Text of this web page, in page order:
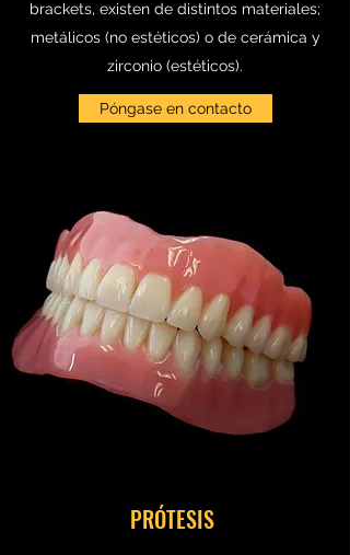
brackets, existen de distintos materiales;
metálicos (no estéticos) o de cerámica y
zirconio (estéticos).
PRÓTESIS
Póngase en contacto